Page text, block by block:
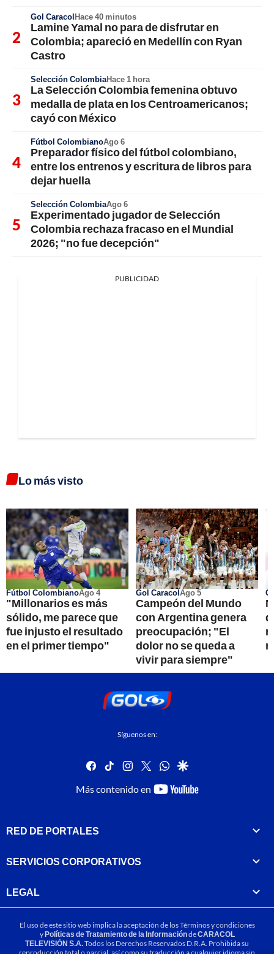
Gol CaracolHace 40 minutos
Lamine Yamal no para de disfrutar en
Colombia; apareció en Medellín con Ryan
Castro
Selección ColombiaHace 1 hora
La Selección Colombia femenina obtuvo
medalla de plata en los Centroamericanos;
cayó con México
Fútbol ColombianoAgo 6
Preparador físico del fútbol colombiano,
entre los entrenos y escritura de libros para
dejar huella
Selección ColombiaAgo 6
Experimentado jugador de Selección
Colombia rechaza fracaso en el Mundial
2026; "no fue decepción"
PUBLICIDAD
Lo más visto
Fútbol ColombianoAgo 4
"Millonarios es más
sólido, me parece que
fue injusto el resultado
en el primer tiempo"
Gol CaracolAgo 5
Campeón del Mundo
con Argentina genera
preocupación; "El
dolor no se queda a
vivir para siempre"
Síguenos en:
facebook
tiktok instagram
twitterwhatsapp
google
Más contenido en
youtube-
RED DE PORTALES
SERVICIOS CORPORATIVOS
LEGAL
El uso de este sitio web implica la aceptación de losTérminos y condiciones
yPolíticas de Tratamiento de la InformacióndeCARACOL
TELEVISIÓN S.A.Todos los Derechos Reservados D.R.A. Prohibida su